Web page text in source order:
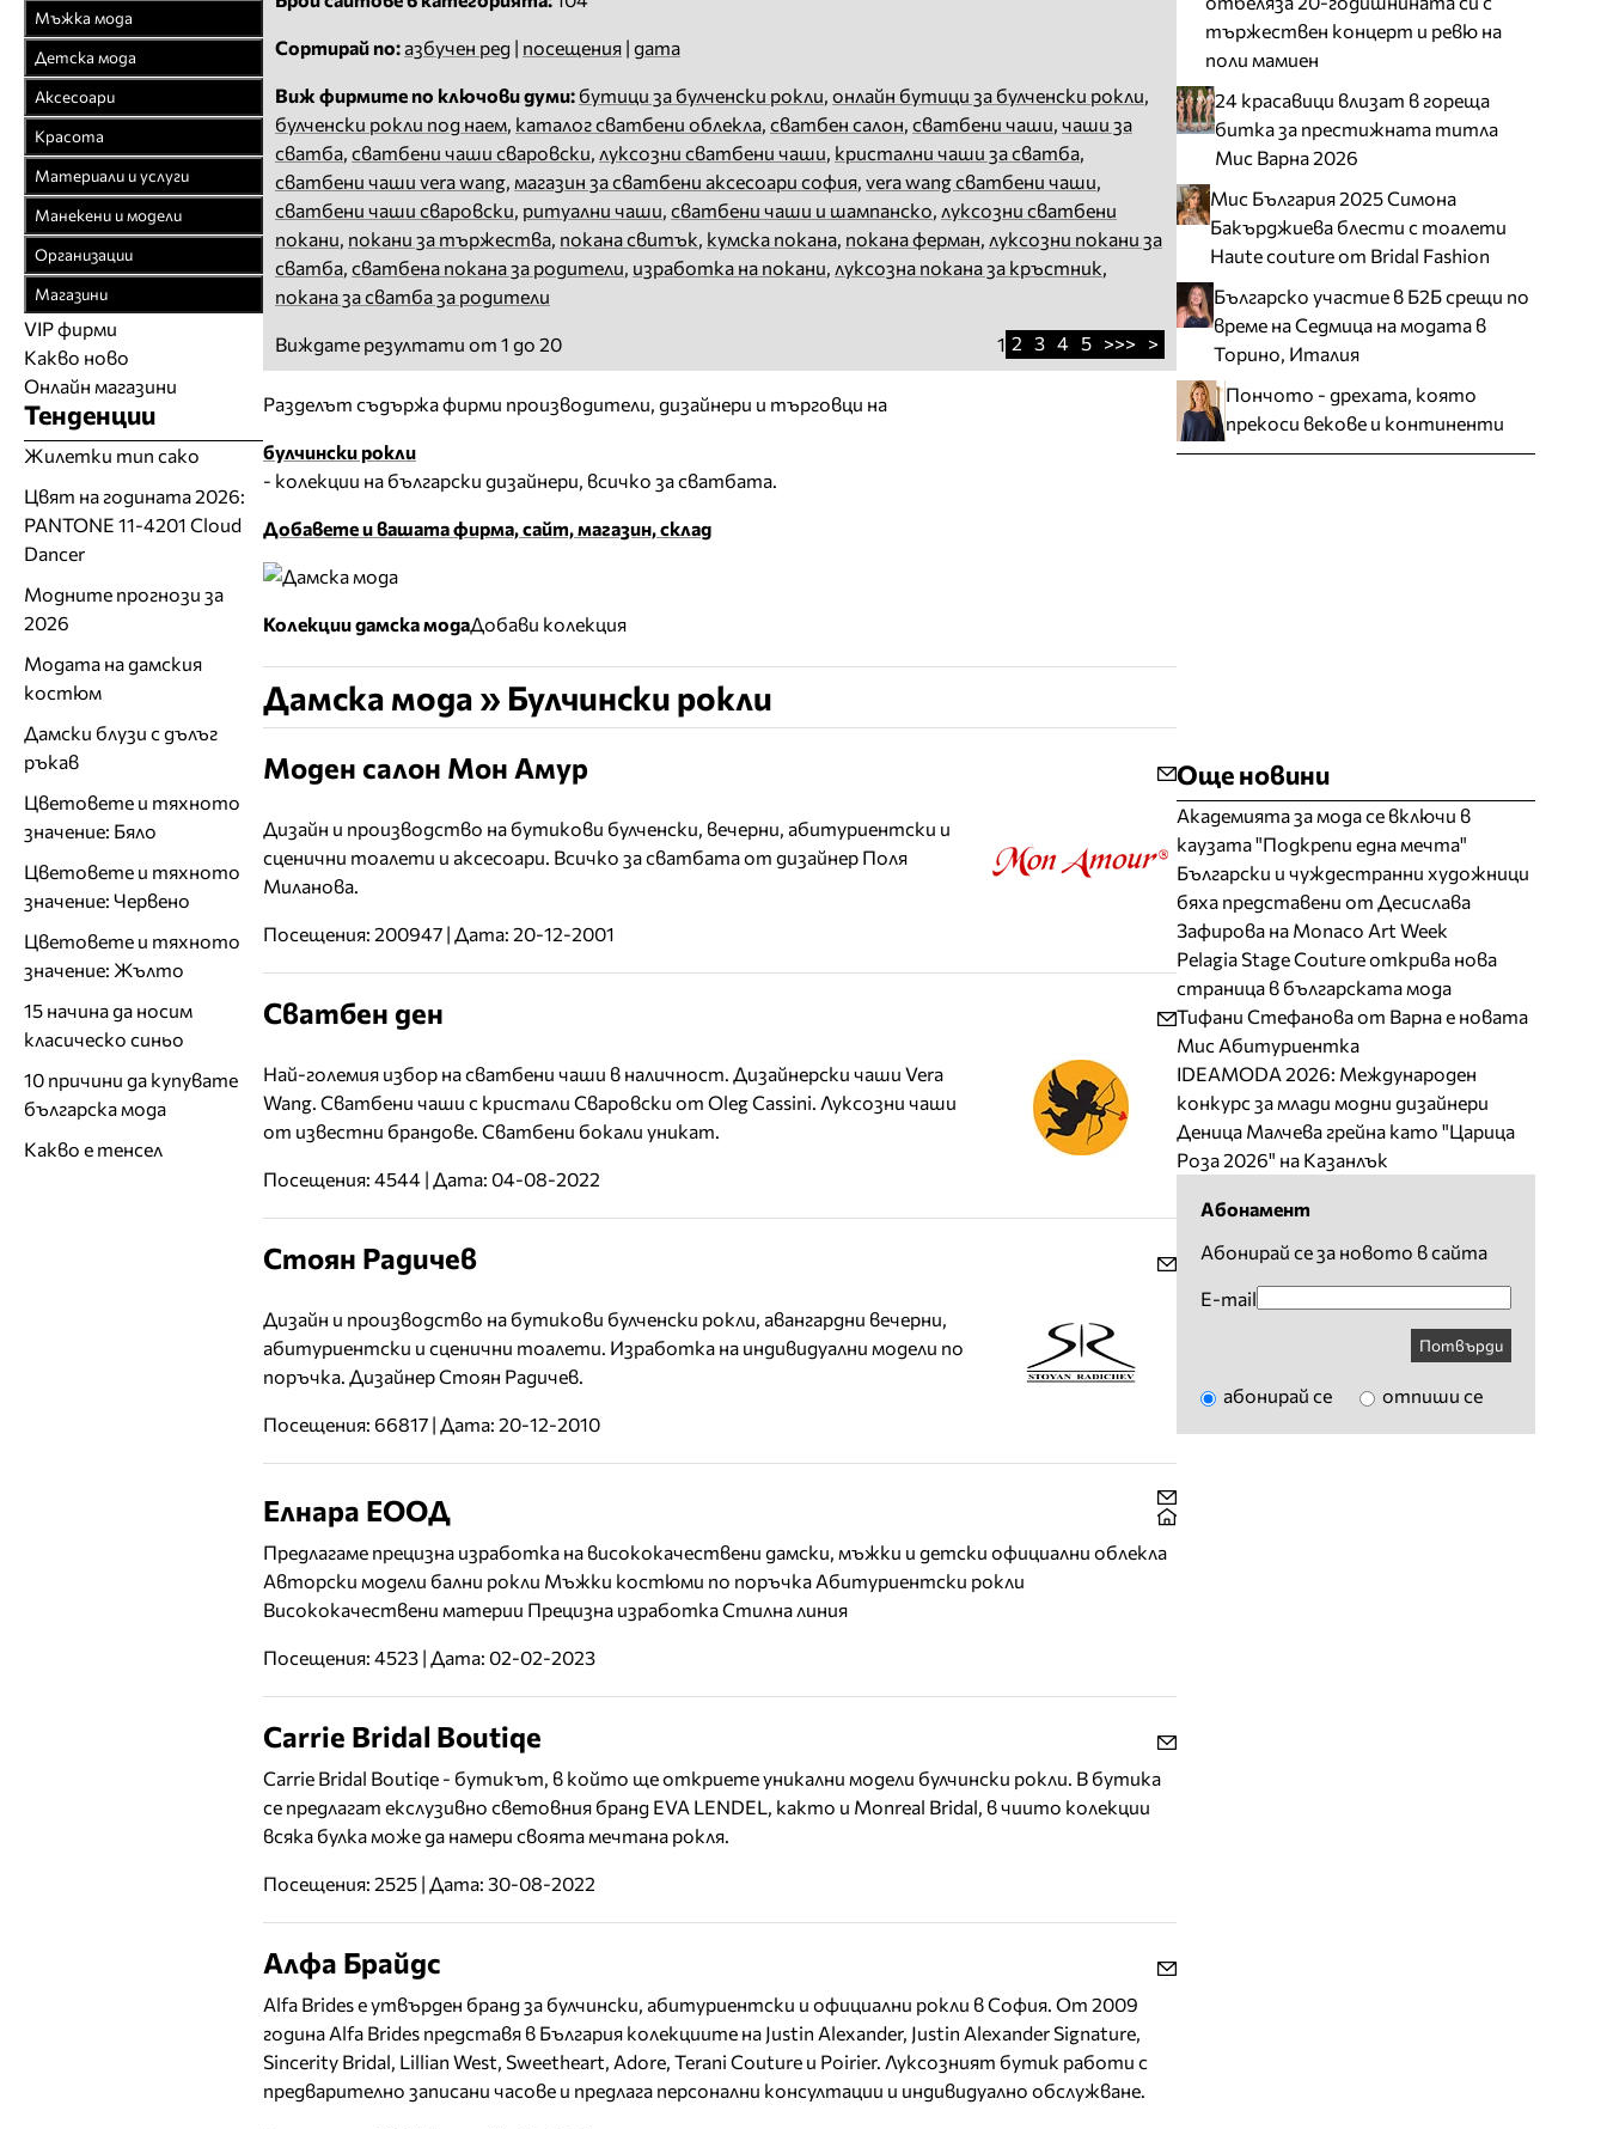
Сортирай по: азбучен ред | посещения | дата
Виж фирмите по ключови думи: бутици за булченски рокли, онлайн бутици за булченски рокли,
булченски рокли под наем, каталог сватбени облекла, сватбен салон, сватбени чаши, чаши за
сватба, сватбени чаши сваровски, луксозни сватбени чаши, кристални чаши за сватба,
сватбени чаши vera wang, магазин за сватбени аксесоари софия, vera wang сватбени чаши,
сватбени чаши сваровски, ритуални чаши, сватбени чаши и шампанско, луксозни сватбени
покани, покани за тържества, покана свитък, кумска покана, покана ферман, луксозни покани за
сватба, сватбена покана за родители, изработка на покани, луксозна покана за кръстник,
покана за сватба за родители
Виждате резултати от 1 до 20 1 2 3 4 5 >>> >
Разделът съдържа фирми производители, дизайнери и търговци на
булчински рокли
- колекции на български дизайнери, всичко за сватбата.
Добавете и вашата фирма, сайт, магазин, склад
Колекции дамска модаДобави колекция
Дамска мода » Булчински рокли
Моден салон Мон Амур
Дизайн и производство на бутикови булченски, вечерни, абитуриентски и
сценични тоалети и аксесоари. Всичко за сватбата от дизайнер Поля
Миланова.
Посещения: 200947 | Дата: 20-12-2001
Сватбен ден
Най-големия избор на сватбени чаши в наличност. Дизайнерски чаши Vera
Wang. Сватбени чаши с кристали Сваровски от Oleg Cassini. Луксозни чаши
от известни брандове. Сватбени бокали уникат.
Посещения: 4544 | Дата: 04-08-2022
Стоян Радичев
Дизайн и производство на бутикови булченски рокли, авангардни вечерни,
абитуриентски и сценични тоалети. Изработка на индивидуални модели по
поръчка. Дизайнер Стоян Радичев.
Посещения: 66817 | Дата: 20-12-2010
Елнара ЕООД
Предлагаме прецизна изработка на висококачествени дамски, мъжки и детски официални облекла
Авторски модели бални рокли Мъжки костюми по поръчка Абитуриентски рокли
Висококачествени материи Прецизна изработка Стилна линия
Посещения: 4523 | Дата: 02-02-2023
Carrie Bridal Boutiqe
Carrie Bridal Boutiqe - бутикът, в който ще откриете уникални модели булчински рокли. В бутика
се предлагат екслузивно световния бранд EVA LENDEL, както и Monreal Bridal, в чиито колекции
всяка булка може да намери своята мечтана рокля.
Посещения: 2525 | Дата: 30-08-2022
Алфа Брайдс
Alfa Brides е утвърден бранд за булчински, абитуриентски и официални рокли в София. От 2009
година Alfa Brides представя в България колекциите на Justin Alexander, Justin Alexander Signature,
Sincerity Bridal, Lillian West, Sweetheart, Adore, Terani Couture и Poirier. Луксозният бутик работи с
предварително записани часове и предлага персонални консултации и индивидуално обслужване.
Връхни облекла
Официални облекла
Булчински рокли
Спортни облекла
Плетени облекла
Кожени облекла
Рисувана коприна
Чорапогащи
Бельо
Бански костюми
Модни дизайнери
Бутици
За бъдещи майки
Мъжка мода
Връхни облекла
Официални облекла
Спортни облекла
Дънкови облекла
Кожени облекла
Вратовръзки
Бански
Бельо
Детска мода
Детски дрехи
Бебешки дрехи
Младежки дрехи
Аксесоари
Бижута
Чанти
Колани
Чорапи
Шапки
Часовници
Обувки
Други аксесоари
Красота
Парфюмерия
Козметика
Фризьорство
Салони за красота
Естетична хирургия
Солариуми
Фитнес и здраве
Материали и услуги
Текстил
Спомагателни
материали
Закачалки, щендери
Работа на ишлеме
CAD/CAM услуги
Печат
Оборудване
Други услуги
Манекени и модели
Агенции за модели
Модна фотография
Модели
Организации
Браншови съюзи
Образователни
Модни списания
Сватбени агенции
ТВ предавания
Магазини
Магазини за дрехи
Магазини за обувки
Магазини за aксесоари
VIP фирми
Какво ново
Онлайн магазини
Тенденции
Жилетки тип сако
Цвят на годината 2026:
PANTONE 11-4201 Cloud
Dancer
Модните прогнози за
2026
Модата на дамския
костюм
Дамски блузи с дълъг
ръкав
Цветовете и тяхното
значение: Бяло
Цветовете и тяхното
значение: Червено
Цветовете и тяхното
значение: Жълто
15 начина да носим
класическо синьо
10 причини да купувате
българска мода
Какво е тенсел
тържествен концерт и ревю на
поли мамиен
24 красавици влизат в гореща
битка за престижната титла
Мис Варна 2026
Мис България 2025 Симона
Бакърджиева блести с тоалети
Haute couture от Bridal Fashion
Българско участие в Б2Б срещи по
време на Седмица на модата в
Торино, Италия
Пончото - дрехата, която
прекоси векове и континенти
Още новини
Академията за мода се включи в
каузата "Подкрепи една мечта"
Български и чуждестранни художници
бяха представени от Десислава
Зафирова на Monaco Art Week
Pelagia Stage Couture открива нова
страница в българската мода
Тифани Стефанова от Варна е новата
Мис Абитуриентка
IDEAMODA 2026: Международен
конкурс за млади модни дизайнери
Деница Малчева грейна като "Царица
Роза 2026" на Казанлък
Абонамент
Абонирай се за новото в сайта
E-mail
Потвърди
абонирай се отпиши се